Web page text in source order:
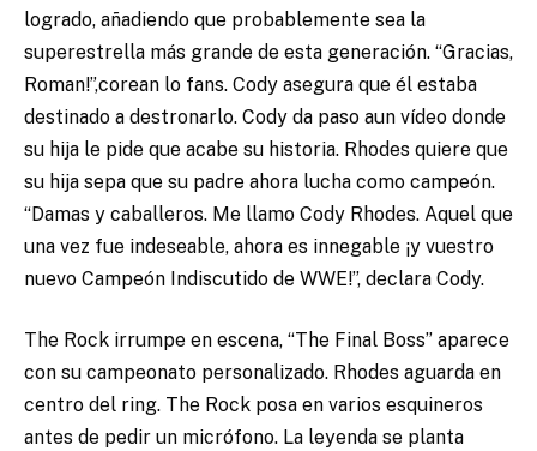
logrado, añadiendo que probablemente sea la
superestrella más grande de esta generación. “Gracias,
Roman!”,corean lo fans. Cody asegura que él estaba
destinado a destronarlo. Cody da paso aun vídeo donde
su hija le pide que acabe su historia. Rhodes quiere que
su hija sepa que su padre ahora lucha como campeón.
“Damas y caballeros. Me llamo Cody Rhodes. Aquel que
una vez fue indeseable, ahora es innegable ¡y vuestro
nuevo Campeón Indiscutido de WWE!”, declara Cody.
The Rock irrumpe en escena, “The Final Boss” aparece
con su campeonato personalizado. Rhodes aguarda en
centro del ring. The Rock posa en varios esquineros
antes de pedir un micrófono. La leyenda se planta